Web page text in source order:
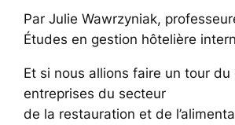
Par Julie Wawrzyniak,
Études en gestion hôtelière
Et si nous allions faire un tour du
entreprises du secteur
de la restauration et de